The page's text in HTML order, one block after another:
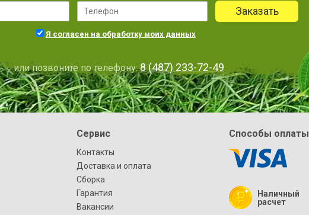
Заказать
Я согласен на обработку моих данных
или позвоните по телефону:8 (487) 233-72-49
Сервис
Контакты
Доставка и оплата
Сборка
Гарантия
Вакансии
Способы оплаты
Наличный
расчет